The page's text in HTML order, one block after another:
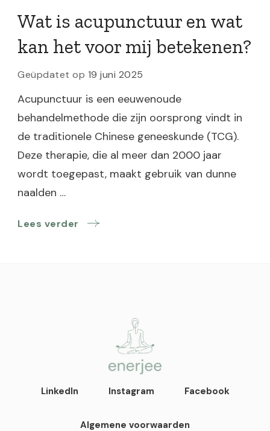
Wat is acupunctuur en wat
kan het voor mij betekenen?
Geüpdatet op 19 juni 2025
Acupunctuur is een eeuwenoude
behandelmethode die zijn oorsprong vindt in
de traditionele Chinese geneeskunde (TCG).
Deze therapie, die al meer dan 2000 jaar
wordt toegepast, maakt gebruik van dunne
naalden …
Lees verder
enerjee
LinkedIn Instagram Facebook
Algemene voorwaarden